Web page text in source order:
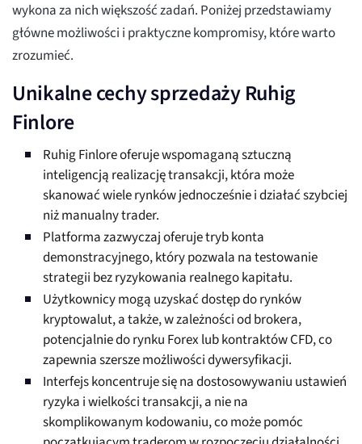
wykona za nich większość zadań. Poniżej przedstawiamy
główne możliwości i praktyczne kompromisy, które warto
zrozumieć.
Unikalne cechy sprzedaży Ruhig
Finlore
Ruhig Finlore oferuje wspomaganą sztuczną
inteligencją realizację transakcji, która może
skanować wiele rynków jednocześnie i działać szybciej
niż manualny trader.
Platforma zazwyczaj oferuje tryb konta
demonstracyjnego, który pozwala na testowanie
strategii bez ryzykowania realnego kapitału.
Użytkownicy mogą uzyskać dostęp do rynków
kryptowalut, a także, w zależności od brokera,
potencjalnie do rynku Forex lub kontraktów CFD, co
zapewnia szersze możliwości dywersyfikacji.
Interfejs koncentruje się na dostosowywaniu ustawień
ryzyka i wielkości transakcji, a nie na
skomplikowanym kodowaniu, co może pomóc